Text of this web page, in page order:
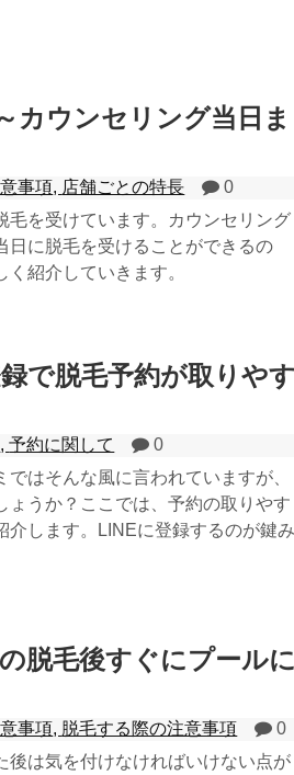
カウンセリング当日ま
事項, 店舗ごとの特長
0
毛を受けています。カウンセリング
日に脱毛を受けることができるの
紹介していきます。
で脱毛予約が取りやす
,予約に関して
0
はそんな風に言われていますが、
うか？ここでは、予約の取りやす
介します。LINEに登録するのが鍵み
脱毛後すぐにプールに
事項, 脱毛する際の注意事項
0
後は気を付けなければいけない点が